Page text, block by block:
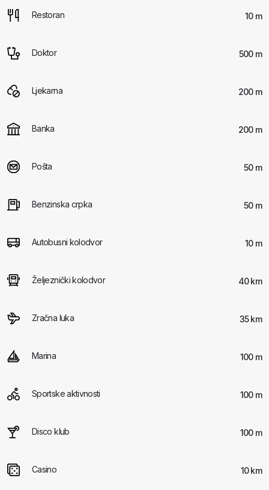
Restoran 10 m
Doktor 500 m
Ljekarna 200 m
Banka 200 m
Pošta 50 m
Benzinska crpka 50 m
Autobusni kolodvor 10 m
Željeznički kolodvor 40 km
Zračna luka 35 km
Marina 100 m
Sportske aktivnosti 100 m
Disco klub 100 m
Casino 10 km